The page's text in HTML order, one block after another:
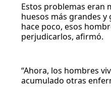
Estos problemas eran
huesos más grandes
hace poco, esos
perjudicarlos, afirmó.
“Ahora, los hombres
acumulado otras